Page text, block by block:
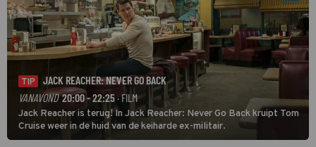
TIP
JACK REACHER: NEVER GO BACK
VANAVOND 20:00 - 22:25 · FILM
Jack Reacher is terug! In Jack Reacher: Never Go Back kruipt Tom
Cruise weer in de huid van de keiharde ex-militair.